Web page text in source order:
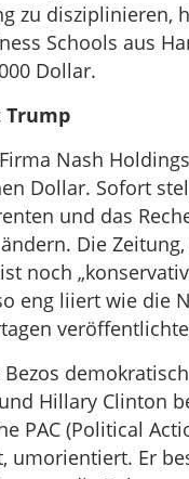
zu disziplinieren,
Schools aus
Dollar.
Trump
Nash
Dollar. Sofort
und das
Die
noch
eng liiert wie die
Hillary Clinton
PAC (Political
umorientiert. Er